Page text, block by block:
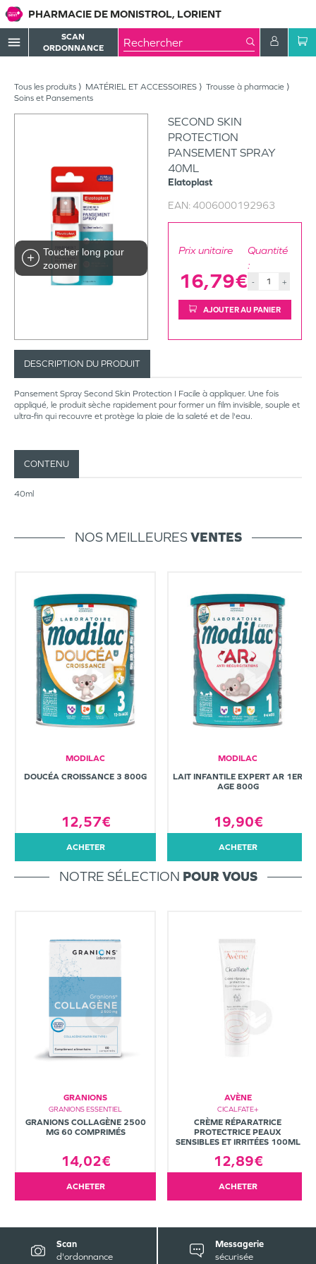
PHARMACIE DE MONISTROL, LORIENT
menu
SCAN
ORDONNANCE
Tous les produits MATÉRIEL ET ACCESSOIRES
Trousse à pharmacie
Soins et Pansements
Toucher long pour
zoomer
SECOND SKIN
PROTECTION
PANSEMENT SPRAY
40ML
Elatoplast
EAN: 4006000192963
Prix unitaire
16,79€
Quantité
:
- +
AJOUTER AU PANIER
DESCRIPTION DU PRODUIT
Pansement Spray Second Skin Protection I Facile à appliquer. Une fois
appliqué, le produit sèche rapidement pour former un film invisible, souple et
ultra-fin qui recouvre et protège la plaie de la saleté et de l'eau.
CONTENU
40ml
NOS MEILLEURESVENTES
MODILAC
DOUCÉA CROISSANCE 3 800G
12,57€
ACHETER
MODILAC
LAIT INFANTILE EXPERT AR 1ER
AGE 800G
19,90€
ACHETER
NOTRE SÉLECTION POUR VOUS
GRANIONS
GRANIONS ESSENTIEL
GRANIONS COLLAGÈNE 2500
MG 60 COMPRIMÉS
14,02€
ACHETER
AVÈNE
CICALFATE+
CRÈME RÉPARATRICE
PROTECTRICE PEAUX
SENSIBLES ET IRRITÉES 100ML
12,89€
ACHETER
Scan
d'ordonnance
Messagerie
sécurisée